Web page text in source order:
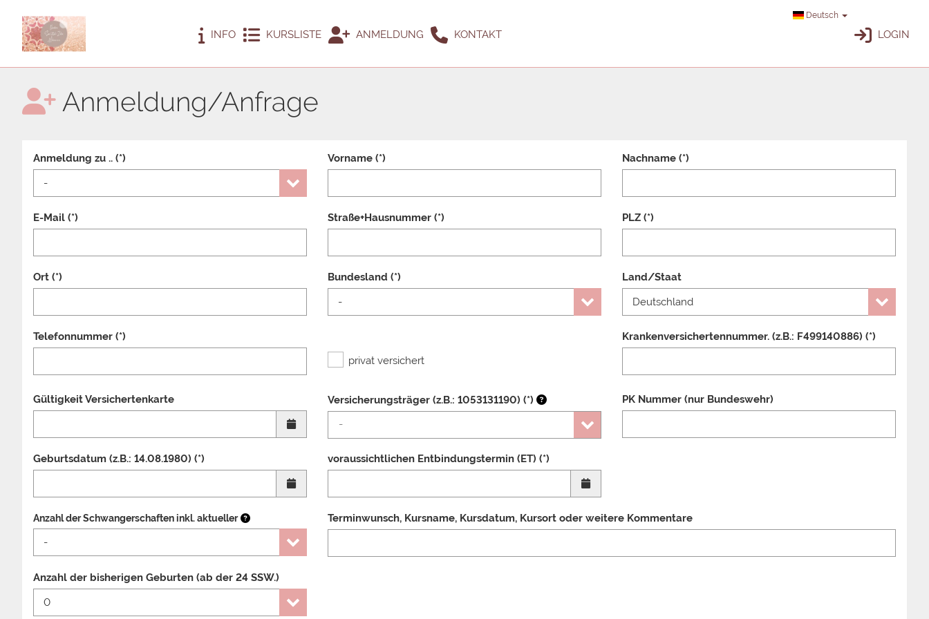
INFO KURSLISTE ANMELDUNG KONTAKT
Deutsch
LOGIN
Anmeldung/Anfrage
Anmeldung zu .. (*) Vorname (*) Nachname (*)
E-Mail (*) Straße+Hausnummer (*) PLZ (*)
Ort (*) Bundesland (*) Land/Staat
Telefonnummer (*)
privat versichert
Krankenversichertennummer. (z.B.: F499140886) (*)
Gültigkeit Versichertenkarte Versicherungsträger (z.B.: 1053131190) (*) PK Nummer (nur Bundeswehr)
Geburtsdatum (z.B.: 14.08.1980) (*) voraussichtlichen Entbindungstermin (ET) (*)
Anzahl der Schwangerschaften inkl. aktueller Terminwunsch, Kursname, Kursdatum, Kursort oder weitere Kommentare
Anzahl der bisherigen Geburten (ab der 24 SSW.)